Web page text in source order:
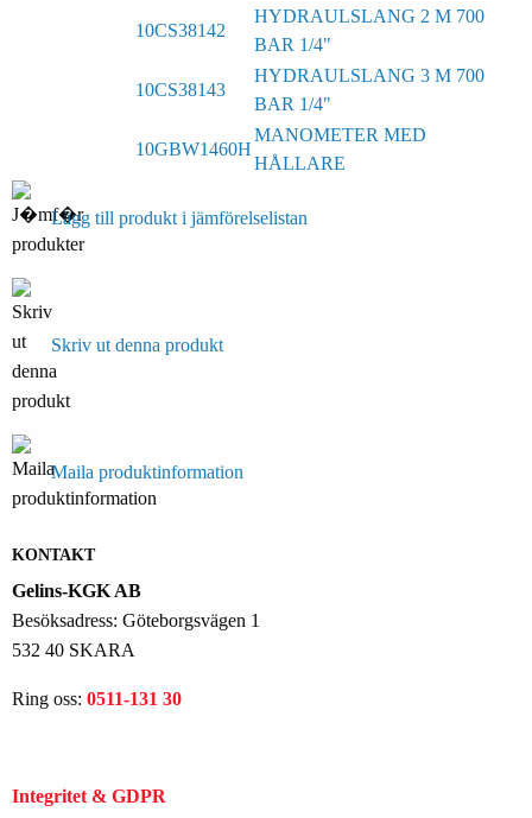
10CS38142
HYDRAULSLANG 2 M 700
BAR 1/4"
10CS38143
HYDRAULSLANG 3 M 700
BAR 1/4"
10GBW1460H
MANOMETER MED
HÅLLARE
Lägg till produkt i jämförelselistan
Skriv ut denna produkt
Maila produktinformation
KONTAKT
Gelins-KGK AB
Besöksadress: Göteborgsvägen 1
532 40 SKARA
Ring oss: 0511-131 30
Integritet & GDPR